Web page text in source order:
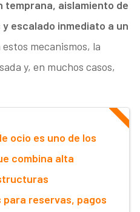
temprana, aislamiento de
escalado inmediato a un
estos mecanismos, la
y, en muchos casos,
ocio es uno de los
combina alta
reservas, pagos